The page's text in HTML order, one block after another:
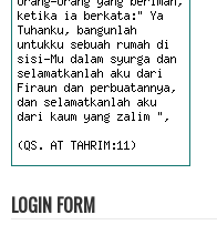
LOGIN FORM